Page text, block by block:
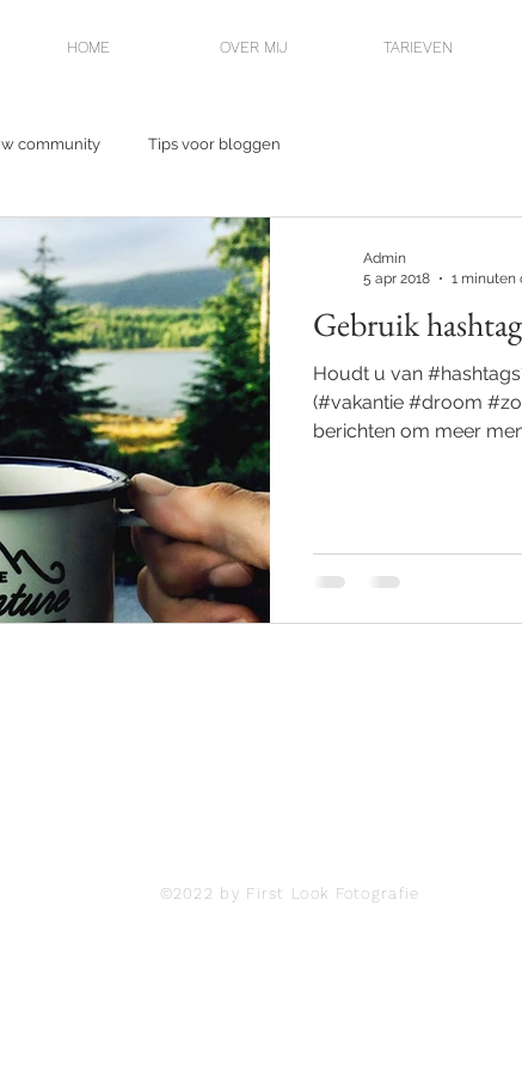
HOME OVER MIJ TARIEVEN
community Tips voor bloggen
Gebruik
Houdt u van
(#vakantie #droom
berichten om meer
Admin
5 apr 2018
1 minuten
©2022 by First Look Fotografie